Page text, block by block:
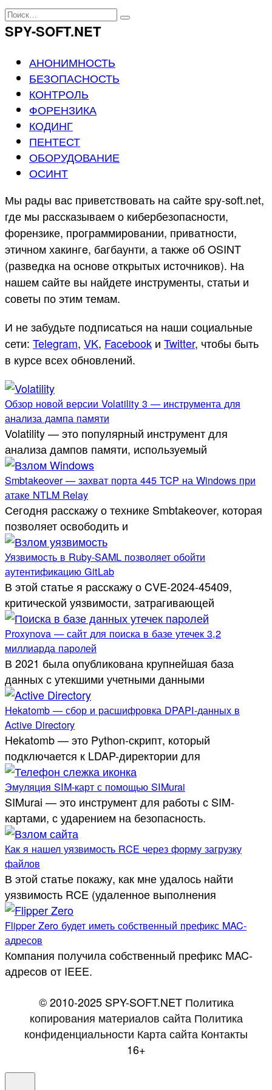
Перейти
к
Search
for:
SPY-SOFT.NET
АНОНИМНОСТЬ
БЕЗОПАСНОСТЬ
КОНТРОЛЬ
ФОРЕНЗИКА
КОДИНГ
ПЕНТЕСТ
ОБОРУДОВАНИЕ
ОСИНТ
Мы рады вас приветствовать на сайте spy-soft.net,
где мы рассказываем о кибербезопасности,
форензике, программировании, приватности,
этичном хaкингe, багбаунти, а также об OSINT
(разведка на основе открытых источников). На
нашем сайте вы найдете инструменты, статьи и
советы по этим темам.
И не забудьте подписаться на наши социальные
сети: Telegram, VK, Facebook и Twitter, чтобы быть
в курсе всех обновлений.
Обзор новой версии Volatility 3 — инструмента для
анализа дампа памяти
Volatility — это популярный инструмент для
анализа дампов памяти, используемый
Smbtakeover — захват порта 445 TCP на Windows при
атаке NTLM Relay
Сегодня расскажу о технике Smbtakeover, которая
позволяет освободить и
Уязвимость в Ruby-SAML позволяет обойти
аутентификацию GitLab
В этой статье я расскажу о CVE-2024-45409,
критической уязвимости, затрагивающей
Proxynova — сайт для поиска в базе утечек 3,2
миллиарда паролей
В 2021 была опубликована крупнейшая база
данных с утекшими учетными данными
Hekatomb — сбор и расшифровка DPAPI-данных в
Active Directory
Hekatomb — это Python-скрипт, который
подключается к LDAP-директории для
Эмуляция SIM-карт с помощью SIMurai
SIMurai — это инструмент для работы с SIM-
картами, с ударением на безопасность.
Как я нашел уязвимость RCE через форму загрузку
файлов
В этой статье покажу, как мне удалось найти
уязвимость RCE (удаленное выполнения
Flipper Zero будет иметь собственный префикс MAC-
адресов
Компания получила собственный префикс MAC-
адресов от IEEE.
© 2010-2025 SPY-SOFT.NET Политика
копирования материалов сайта Политика
конфиденциальности Карта сайта Контакты
16+